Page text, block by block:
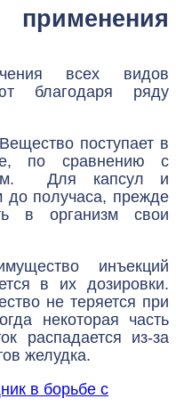
всех видов
благодаря ряду
поступает в
по сравнению с
Для капсул и
до получаса, прежде
в организм свои
инъекций
в их дозировки.
не теряется при
некоторая часть
распадается из-за
желудка.